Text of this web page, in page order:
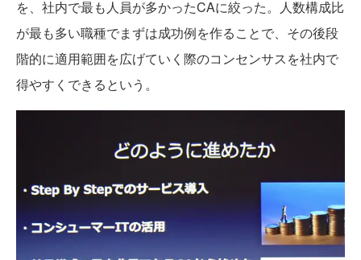
を、社内で最も人員が多かったCAに絞った。人数構成比
が最も多い職種でまずは成功例を作ることで、その後段
階的に適用範囲を広げていく際のコンセンサスを社内で
得やすくできるという。